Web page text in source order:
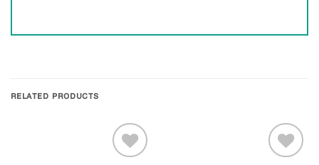
RELATED PRODUCTS